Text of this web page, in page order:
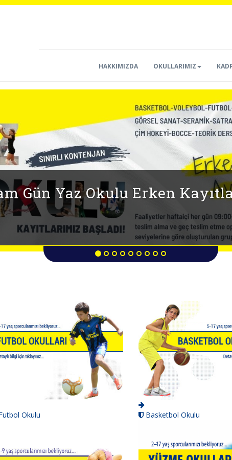
HAKKIMIZDA OKULLARIMIZ
SPOR OKULLARI
Okulu Basketbol Okulu